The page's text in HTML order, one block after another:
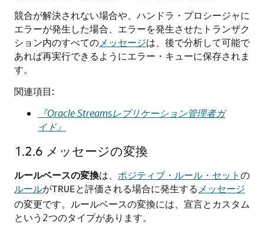
競合が解決されない場合や、ハンドラ・プロシージャに
エラーが発生した場合、エラーを発生させたトランザク
ション内のすべてのメッセージは、後で分析して可能で
あれば再実行できるようにエラー・キューに保存されま
す。
関連項目:
『Oracle Streamsレプリケーション管理者ガ
イド』
1.2.6 メッセージの変換
ルールベースの変換は、 ポジティブ・ルール・セットの
ルールがTRUEと評価される場合に発生する メッセージ
の変更です。ルールベースの変換には、宣言とカスタム
という2つのタイプがあります。